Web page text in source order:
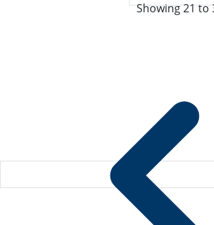
Showing21to